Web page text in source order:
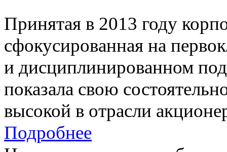
Принятая в 2013 году
сфокусированная на
и дисциплинированном
показала свою
высокой в отрасли
Подробнее